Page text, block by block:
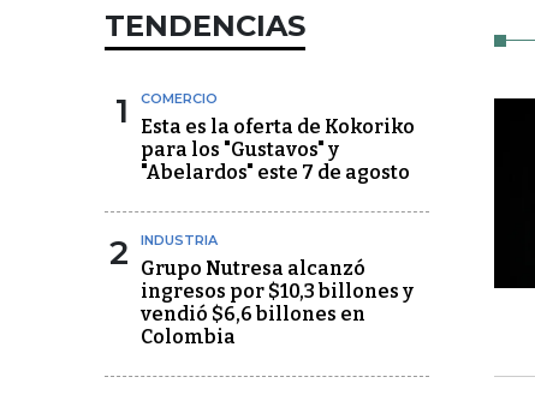
TENDENCIAS
1 COMERCIO
Esta es la oferta de Kokoriko
para los "Gustavos" y
"Abelardos" este 7 de agosto
2 INDUSTRIA
Grupo Nutresa alcanzó
ingresos por $10,3 billones y
vendió $6,6 billones en
Colombia